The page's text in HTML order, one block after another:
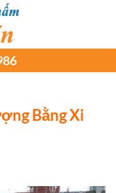
Bằng Xi